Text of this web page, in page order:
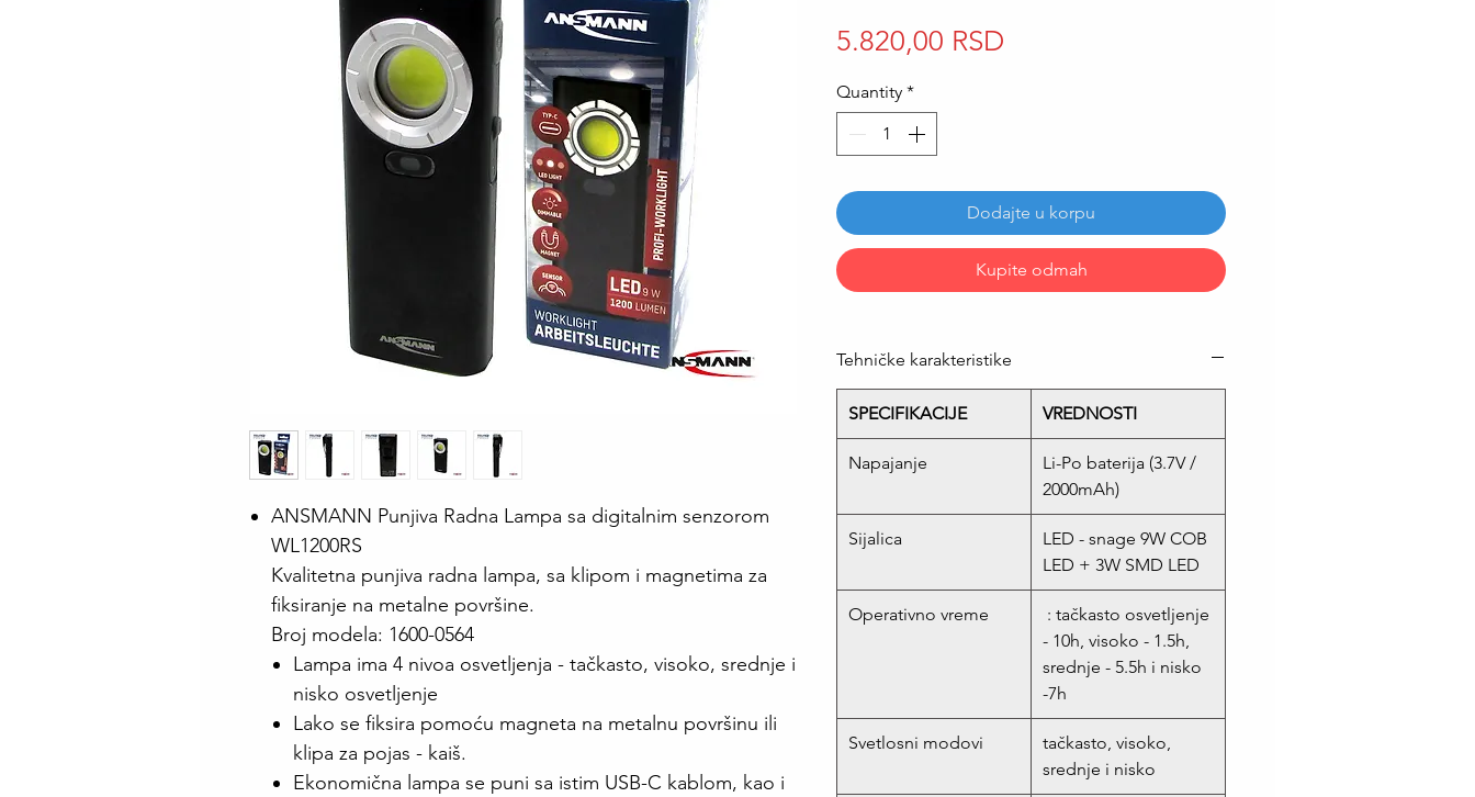
ANSMANN Punjiva Radna Lampa sa digitalnim senzorom
WL1200RS
Kvalitetna punjiva radna lampa, sa klipom i magnetima za
fiksiranje na metalne površine.
Broj modela: 1600-0564
Lampa ima 4 nivoa osvetljenja - tačkasto, visoko, srednje i
nisko osvetljenje
Lako se fiksira pomoću magneta na metalnu površinu ili
klipa za pojas - kaiš.
Ekonomična lampa se puni sa istim USB-C kablom, kao i
5.820,00 RSD
Quantity *
Dodajte u korpu
Kupite odmah
Tehničke karakteristike
SPECIFIKACIJE VREDNOSTI
Napajanje
Li-Po baterija (3.7V /
2000mAh)
Sijalica
LED - snage 9W COB
LED + 3W SMD LED
Operativno vreme
: tačkasto osvetljenje
- 10h, visoko - 1.5h,
srednje - 5.5h i nisko
-7h
Svetlosni modovi
tačkasto, visoko,
srednje i nisko